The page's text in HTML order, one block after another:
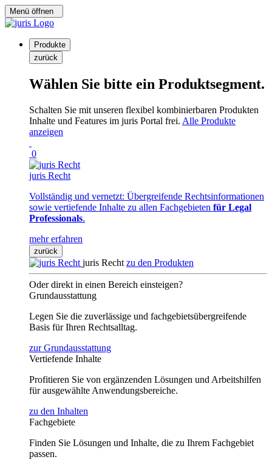
Menü öffnen
Produkte
zurück
Wählen Sie bitte ein Produktsegment.
Schalten Sie mit unseren flexibel kombinierbaren Produkten
Inhalte und Features im juris Portal frei. Alle Produkte
anzeigen
0
juris Recht
Vollständig und vernetzt: Übergreifende Rechtsinformationen
sowie vertiefende Inhalte zu allen Fachgebieten für Legal
Professionals.
mehr erfahren
zurück
juris Recht zu den Produkten
Oder direkt in einen Bereich einsteigen?
Grundausstattung
Legen Sie die zuverlässige und fachgebietsübergreifende
Basis für Ihren Rechtsalltag.
zur Grundausstattung
Vertiefende Inhalte
Profitieren Sie von ergänzenden Lösungen und Arbeitshilfen
für ausgewählte Anwendungsbereiche.
zu den Inhalten
Fachgebiete
Finden Sie Lösungen und Inhalte, die zu Ihrem Fachgebiet
passen.